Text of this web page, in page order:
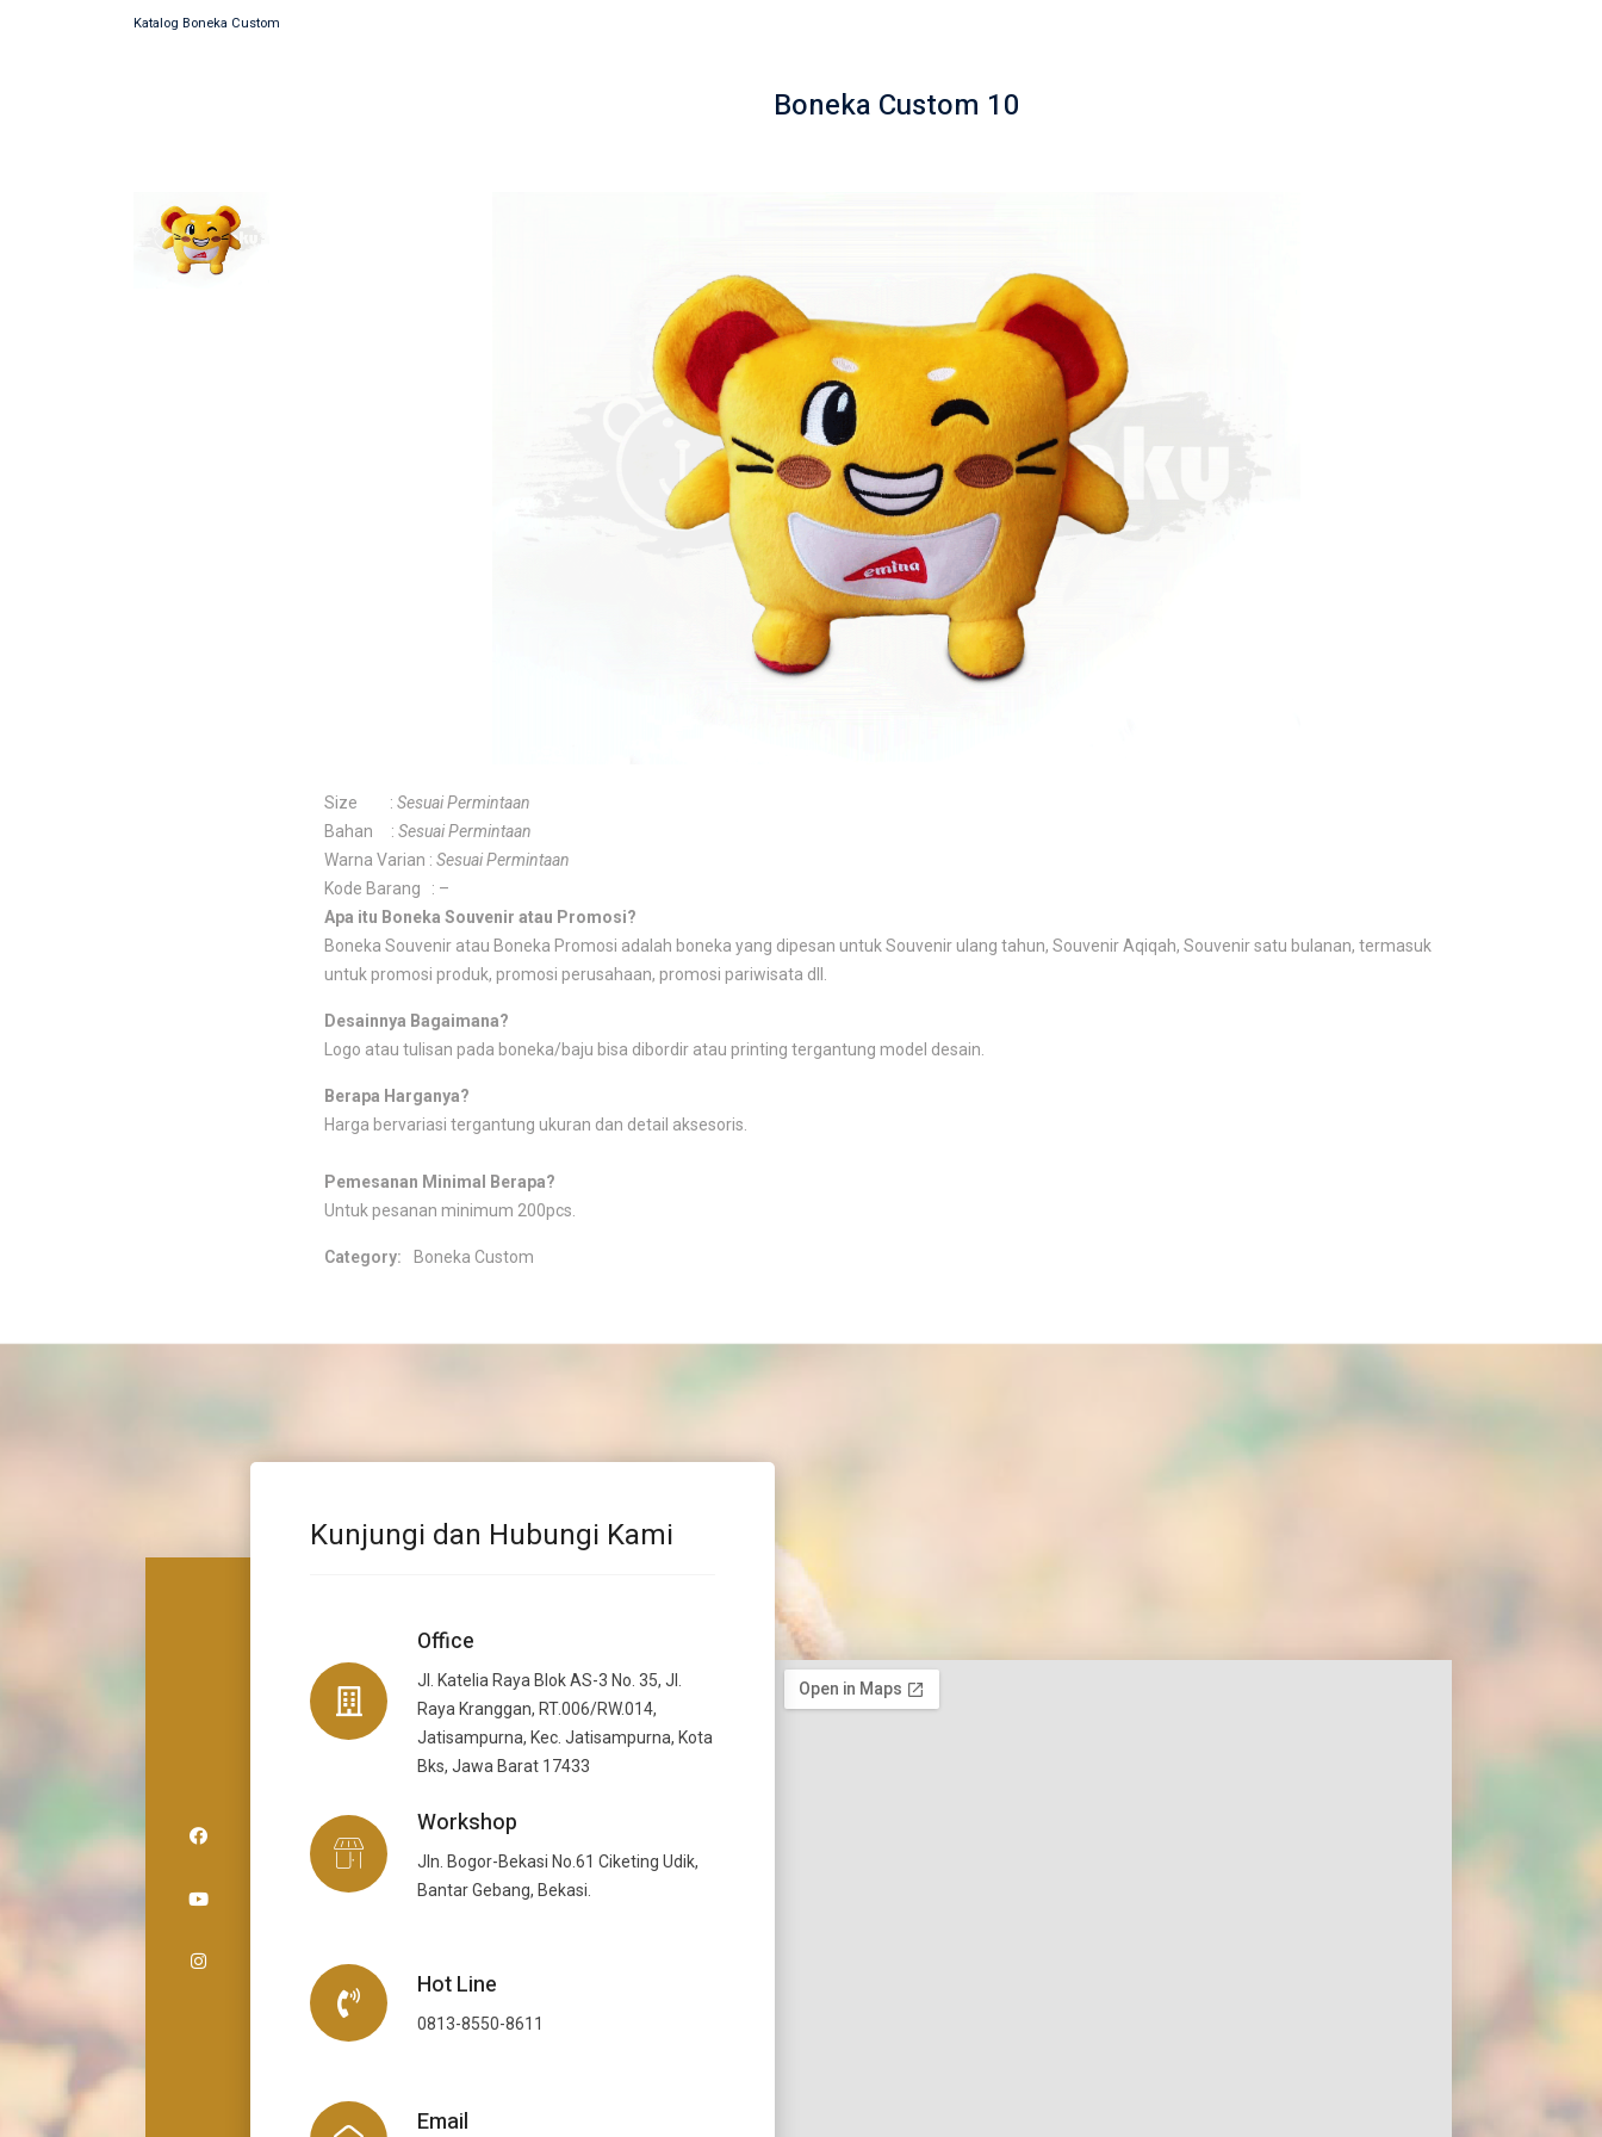
Katalog Boneka Custom
Boneka Custom 10
Size : Sesuai Permintaan
Bahan : Sesuai Permintaan
Warna Varian : Sesuai Permintaan
Kode Barang : –
Apa itu Boneka Souvenir atau Promosi?
Boneka Souvenir atau Boneka Promosi adalah boneka yang dipesan untuk Souvenir ulang tahun, Souvenir Aqiqah, Souvenir satu bulanan, termasuk
untuk promosi produk, promosi perusahaan, promosi pariwisata dll.
Desainnya Bagaimana?
Logo atau tulisan pada boneka/baju bisa dibordir atau printing tergantung model desain.
Berapa Harganya?
Harga bervariasi tergantung ukuran dan detail aksesoris.
Pemesanan Minimal Berapa?
Untuk pesanan minimum 200pcs.
Category: Boneka Custom
Kunjungi dan Hubungi Kami
Office
Jl. Katelia Raya Blok AS-3 No. 35, Jl.
Raya Kranggan, RT.006/RW.014,
Jatisampurna, Kec. Jatisampurna, Kota
Bks, Jawa Barat 17433
Workshop
Jln. Bogor-Bekasi No.61 Ciketing Udik,
Bantar Gebang, Bekasi.
Hot Line
0813-8550-8611
Email